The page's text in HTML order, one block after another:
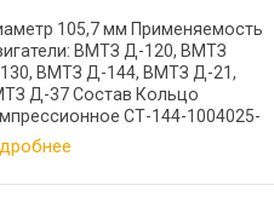
105,7 мм Применяемость
ВМТЗ Д-120, ВМТЗ
ВМТЗ Д-144, ВМТЗ Д-21,
Д-37 Состав Кольцо
СТ-144-1004025-
Кольцо компрессионное СТ-144-
Р1 Кольцо
СТ-144-1004032-